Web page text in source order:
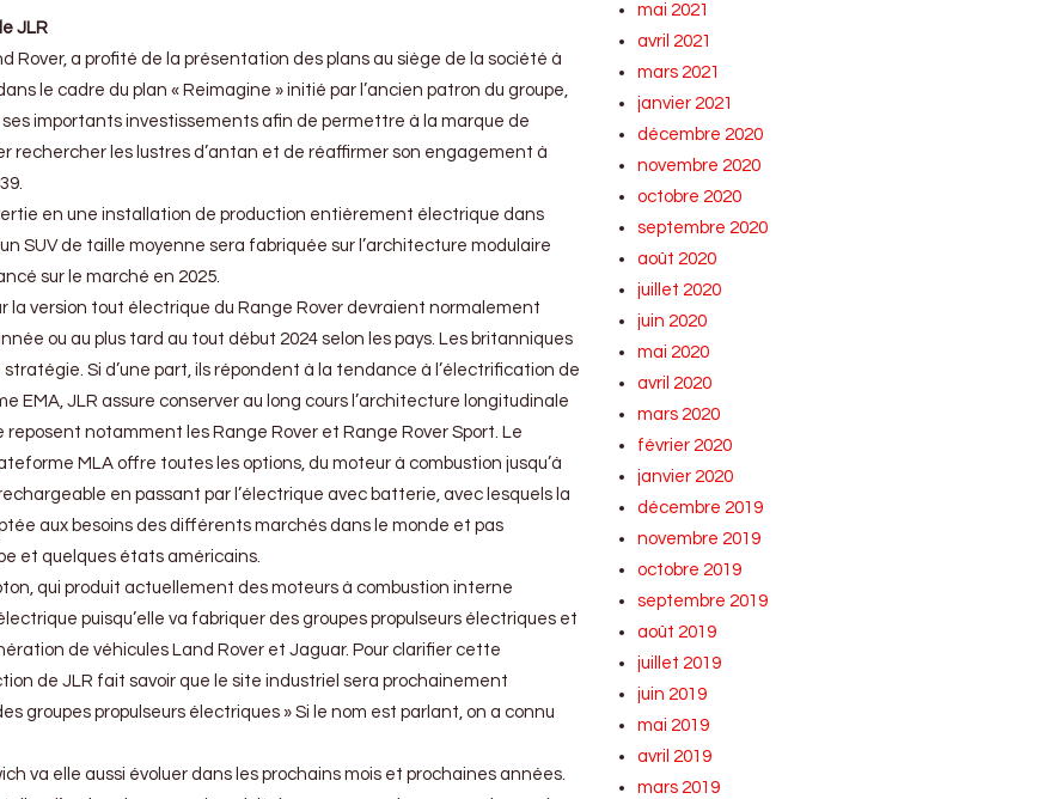
JLR
Rover, a profité de la présentation des plans au siège de la société à
le cadre du plan « Reimagine » initié par l’ancien patron du groupe,
importants investissements afin de permettre à la marque de
rechercher les lustres d’antan et de réaffirmer son engagement à
en une installation de production entièrement électrique dans
SUV de taille moyenne sera fabriquée sur l’architecture modulaire
sur le marché en 2025.
la version tout électrique du Range Rover devraient normalement
ou au plus tard au tout début 2024 selon les pays. Les britanniques
Si d’une part, ils répondent à la tendance à l’électrification de
EMA, JLR assure conserver au long cours l’architecture longitudinale
reposent notamment les Range Rover et Range Rover Sport. Le
MLA offre toutes les options, du moteur à combustion jusqu’à
en passant par l’électrique avec batterie, avec lesquels la
aux besoins des différents marchés dans le monde et pas
et quelques états américains.
qui produit actuellement des moteurs à combustion interne
puisqu’elle va fabriquer des groupes propulseurs électriques et
de véhicules Land Rover et Jaguar. Pour clarifier cette
de JLR fait savoir que le site industriel sera prochainement
groupes propulseurs électriques » Si le nom est parlant, on a connu
va elle aussi évoluer dans les prochains mois et prochaines années.
mai 2021
avril 2021
mars 2021
janvier 2021
décembre 2020
novembre 2020
octobre 2020
septembre 2020
août 2020
juillet 2020
juin 2020
mai 2020
avril 2020
mars 2020
février 2020
janvier 2020
décembre 2019
novembre 2019
octobre 2019
septembre 2019
août 2019
juillet 2019
juin 2019
mai 2019
avril 2019
mars 2019